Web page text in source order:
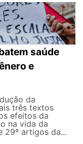
saúde
e
da
três textos
efeitos da
na vida da
29º artigos da...